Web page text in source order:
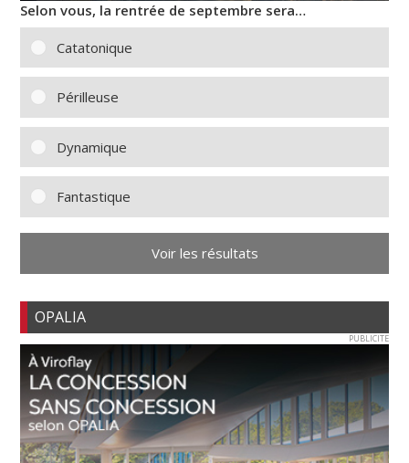
Selon vous, la rentrée de septembre sera…
Catatonique
Périlleuse
Dynamique
Fantastique
Voir les résultats
OPALIA
PUBLICITE